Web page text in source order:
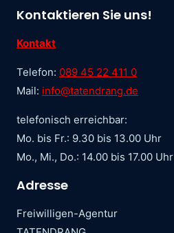
Kontaktieren Sie uns!
Kontakt
Telefon: 089 45 22 411 0
Mail: info@tatendrang.de
telefonisch erreichbar:
Mo. bis Fr.: 9.30 bis 13.00 Uhr
Mo., Mi., Do.: 14.00 bis 17.00 Uhr
Adresse
Freiwilligen-Agentur